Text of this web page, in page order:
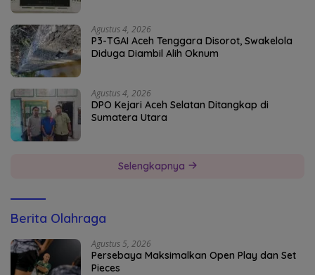
Agustus 4, 2026
P3-TGAI Aceh Tenggara Disorot, Swakelola
Diduga Diambil Alih Oknum
Agustus 4, 2026
DPO Kejari Aceh Selatan Ditangkap di
Sumatera Utara
Selengkapnya
Berita Olahraga
Agustus 5, 2026
Persebaya Maksimalkan Open Play dan Set
Pieces